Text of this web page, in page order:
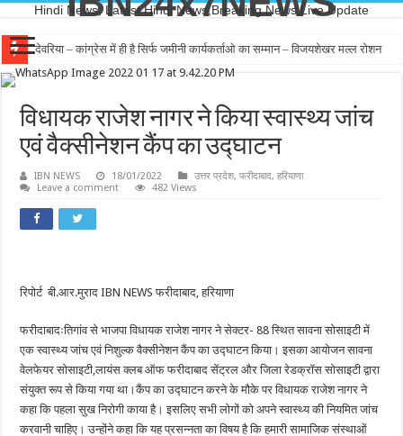
Hindi News, Latest Hindi News,Breaking News,Live Update
देवरिया – कांग्रेस में ही है सिर्फ जमीनी कार्यकर्ताओ का सम्मान – विजयशेखर मल्ल रोशन
विधायक राजेश नागर ने किया स्वास्थ्य जांच
एवं वैक्सीनेशन कैंप का उद्घाटन
IBN NEWS 18/01/2022 उत्तर प्रदेश,फरीदाबाद,हरियाणा
Leave a comment
482 Views
रिपोर्ट बी.आर.मुराद IBN NEWS फरीदाबाद, हरियाणा
फरीदाबादःतिगांव से भाजपा विधायक राजेश नागर ने सेक्टर- 88 स्थित सावना सोसाइटी में
एक स्वास्थ्य जांच एवं निशुल्क वैक्सीनेशन कैंप का उद्घाटन किया। इसका आयोजन सावना
वेलफेयर सोसाइटी,लायंस क्लब ऑफ फरीदाबाद सेंट्रल और जिला रेडक्रॉस सोसाइटी द्वारा
संयुक्त रूप से किया गया था।कैंप का उद्घाटन करने के मौके पर विधायक राजेश नागर ने
कहा कि पहला सुख निरोगी काया है। इसलिए सभी लोगों को अपने स्वास्थ्य की नियमित जांच
करवानी चाहिए। उन्होंने कहा कि यह प्रसन्नता का विषय है कि हमारी सामाजिक संस्थाओं